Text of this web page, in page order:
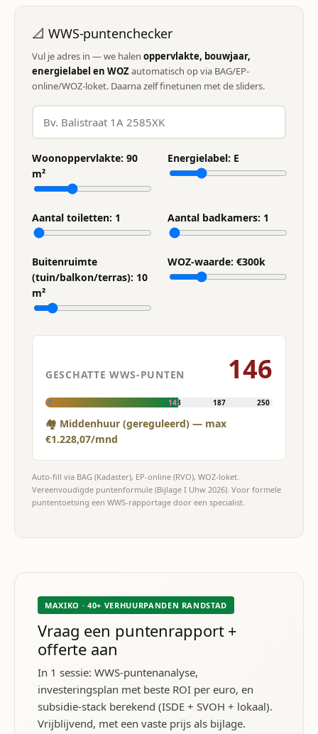
📐 WWS-puntenchecker
Vul je adres in — we halen oppervlakte, bouwjaar,
energielabel en WOZautomatisch op via BAG/EP-
online/WOZ-loket. Daarna zelf finetunen met de sliders.
Woonoppervlakte: 90
m²
Energielabel: E
Aantal toiletten: 1 Aantal badkamers: 1
Buitenruimte
(tuin/balkon/terras): 10
m²
WOZ-waarde: €300k
GESCHATTE WWS-PUNTEN 146
0 143 187 250
🏘 Middenhuur (gereguleerd) — max
€1.228,07/mnd
Auto-fill via BAG (Kadaster), EP-online (RVO), WOZ-loket.
Vereenvoudigde puntenformule (Bijlage I Uhw 2026). Voor formele
puntentoetsing een WWS-rapportage door een specialist.
MAXIKO · 40+ VERHUURPANDEN RANDSTAD
Vraag een puntenrapport +
offerte aan
In 1 sessie: WWS-puntenanalyse,
investeringsplan met beste ROI per euro, en
subsidie-stack berekend (ISDE + SVOH + lokaal).
Vrijblijvend, met een vaste prijs als bijlage.